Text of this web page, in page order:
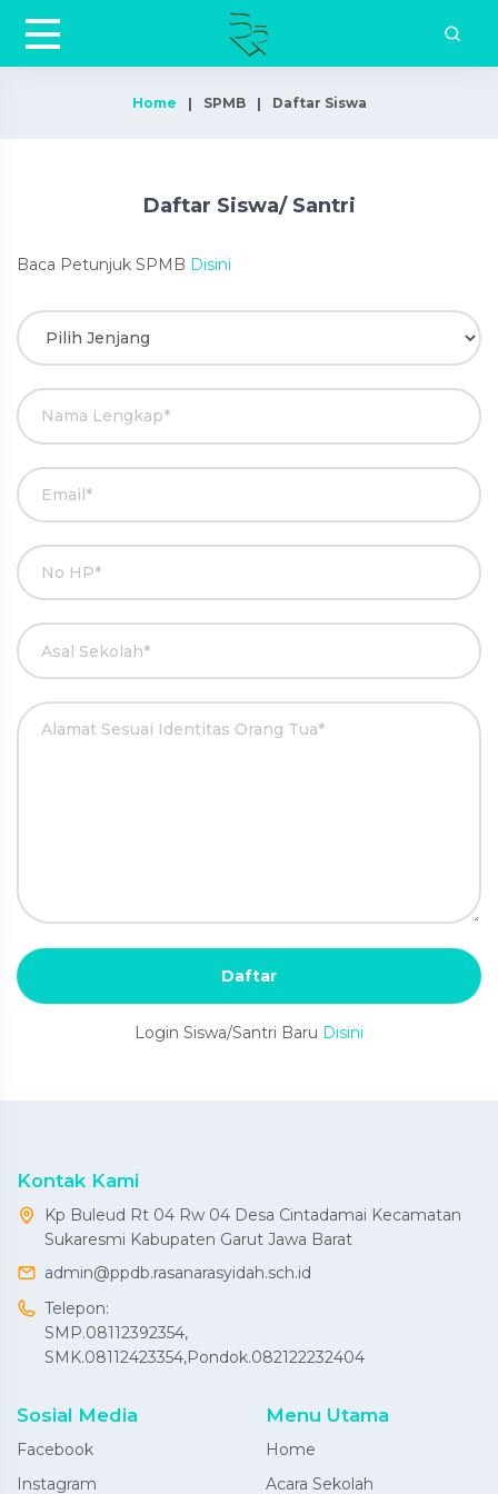
Home SPMB Daftar Siswa
Daftar Siswa/ Santri
Baca Petunjuk SPMB Disini
Daftar
Login Siswa/Santri Baru Disini
Kontak Kami
Kp Buleud Rt 04 Rw 04 Desa Cintadamai Kecamatan
Sukaresmi Kabupaten Garut Jawa Barat
admin@ppdb.rasanarasyidah.sch.id
Telepon:
SMP.08112392354,
SMK.08112423354,Pondok.082122232404
Sosial Media
Facebook
Instagram
Menu Utama
Home
Acara Sekolah